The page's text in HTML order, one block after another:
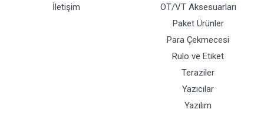
İletişim
OT/VT Aksesuarları
Paket Ürünler
Para Çekmecesi
Rulo ve Etiket
Teraziler
Yazıcılar
Yazılım